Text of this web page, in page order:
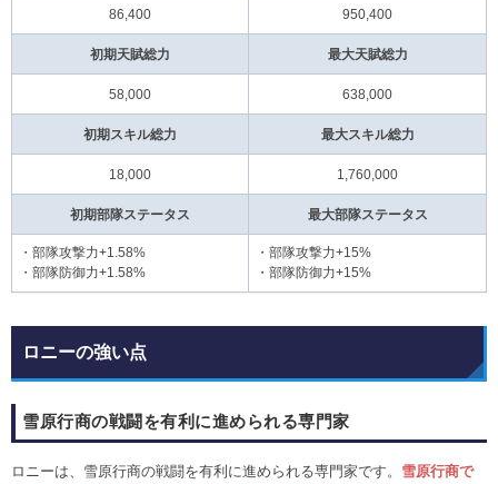
86,400 950,400
初期天賦総力 最大天賦総力
58,000 638,000
初期スキル総力 最大スキル総力
18,000 1,760,000
初期部隊ステータス 最大部隊ステータス
・部隊攻撃力+1.58%
・部隊防御力+1.58%
・部隊攻撃力+15%
・部隊防御力+15%
ロニーの強い点
雪原行商の戦闘を有利に進められる専門家
ロニーは、雪原行商の戦闘を有利に進められる専門家です。 雪原行商で